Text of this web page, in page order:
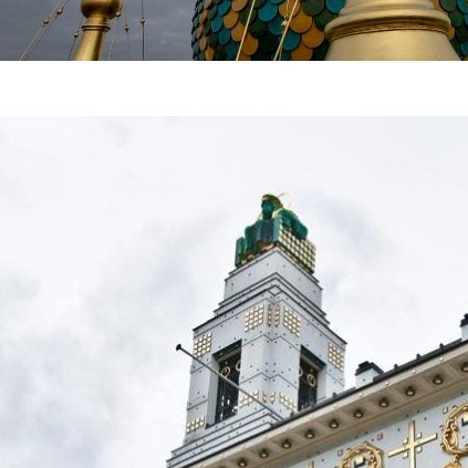
ÉGLISE DE LA NATIVITÉ; FLORENCE,
ITALIE